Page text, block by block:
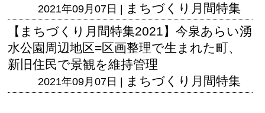
2021年09月07日 | まちづくり月間特集
【まちづくり月間特集2021】今泉あらい湧
水公園周辺地区=区画整理で生まれた町、
新旧住民で景観を維持管理
2021年09月07日 | まちづくり月間特集